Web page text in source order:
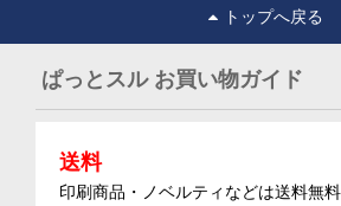
トップへ戻る
ぱっとスル お買い物ガイド
送料
印刷商品・ノベルティなどは送料無